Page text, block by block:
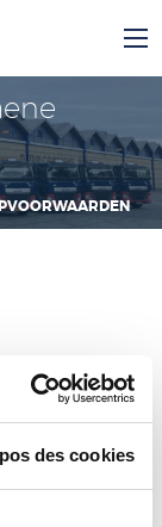
des cookies